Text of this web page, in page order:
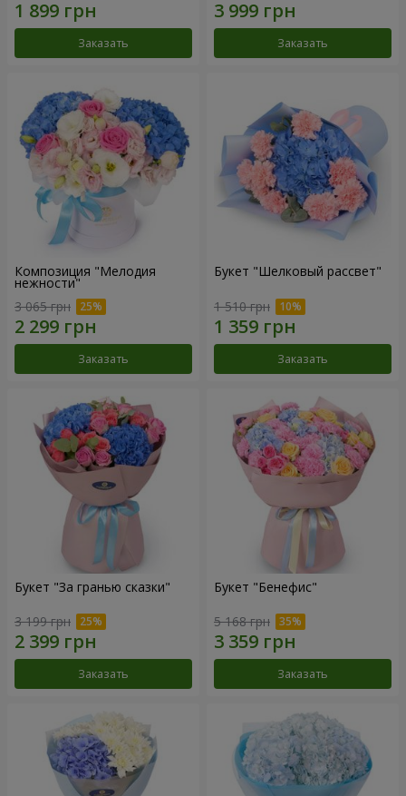
Заказать Заказать
Композиция "Мелодия
нежности"
3 065 грн
Заказать
Букет "Шелковый рассвет"
1 510 грн
Заказать
Букет "За гранью сказки"
3 199 грн
Заказать
Букет "Бенефис"
5 168 грн
Заказать